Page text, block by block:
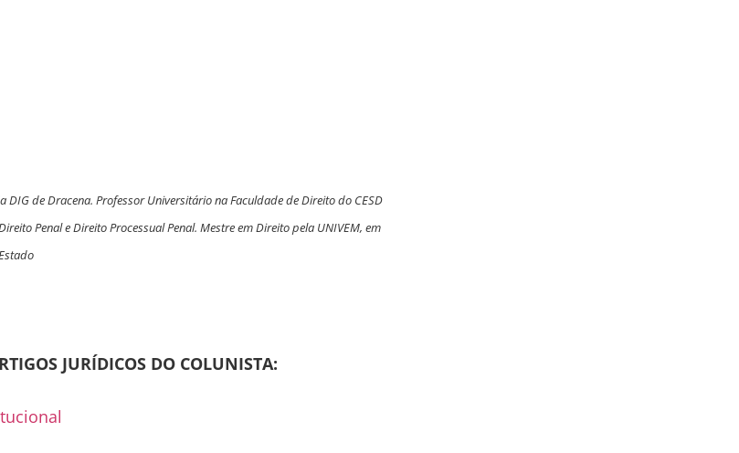
DIG de Dracena. Professor Universitário na Faculdade de Direito do CESD
Penal e Direito Processual Penal. Mestre em Direito pela UNIVEM, em
JURÍDICOS DO COLUNISTA: